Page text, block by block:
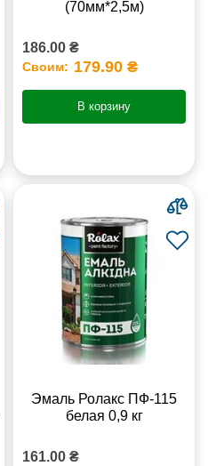
(70мм*2,5м)
186.00 ₴
Своим: 179.90 ₴
В корзину
Эмаль Ролакс ПФ-115
белая 0,9 кг
161.00 ₴